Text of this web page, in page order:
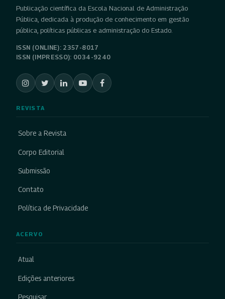
Publicação científica da Escola Nacional de Administração
Pública, dedicada à produção de conhecimento em gestão
pública, políticas públicas e administração do Estado.
ISSN (ONLINE): 2357-8017
ISSN (IMPRESSO): 0034-9240
REVISTA
Sobre a Revista
Corpo Editorial
Submissão
Contato
Política de Privacidade
ACERVO
Atual
Edições anteriores
Pesquisar